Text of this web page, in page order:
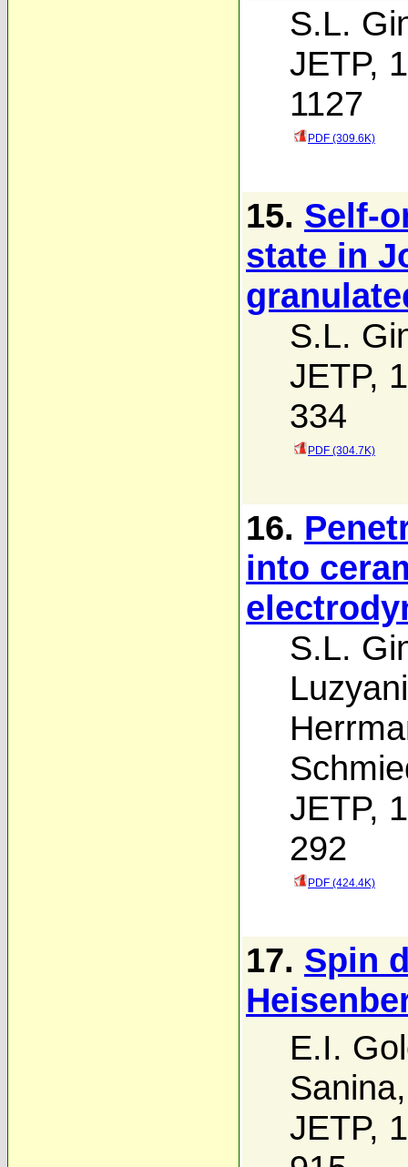
S.L.
JETP,
1127
PDF (309.6K)
15. Self-
state in
S.L.
JETP,
334
PDF (304.7K)
16.
into
S.L.
JETP,
292
PDF (424.4K)
17. Spin
E.I.
Sanina
JETP,